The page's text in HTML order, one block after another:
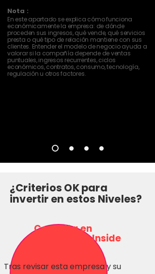
Nota :
En este apartado se explica cómo funciona
económicamente la empresa: de dónde
proceden sus ingresos, qué vende, qué servicios
presta o qué tipo de relación mantiene con sus
clientes. Entender el modelo de negocio ayuda a
valorar si la compañía depende de ventas
puntuales, ingresos recurrentes, ciclos
económicos, contratos, consumo, tecnología,
regulación u otros factores.
¿Criterios OK para
invertir en estos Niveles?
Consulta en
Inversionas Inside
Tras revisar esta empresa y su